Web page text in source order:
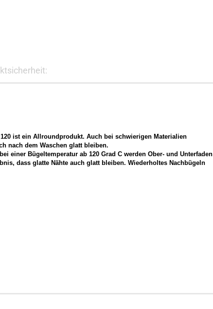
ist ein Allroundprodukt. Auch bei schwierigen Materialien
nach dem Waschen glatt bleiben.
einer Bügeltemperatur ab 120 Grad C werden Ober- und Unterfaden
dass glatte Nähte auch glatt bleiben. Wiederholtes Nachbügeln